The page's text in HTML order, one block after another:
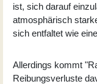
ist, sich darauf
atmosphärisch
sich entfaltet wie
Allerdings kommt
Reibungsverluste